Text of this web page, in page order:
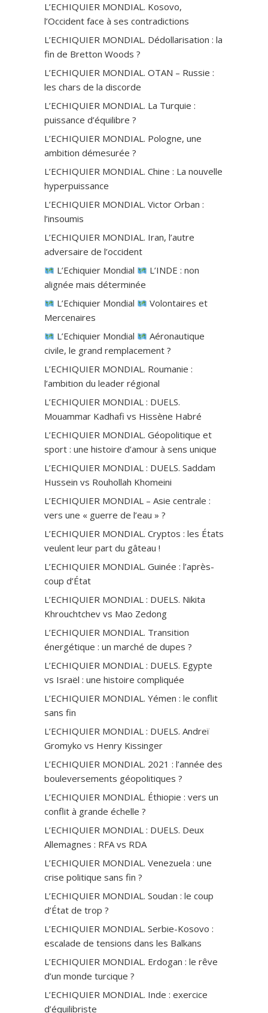
L’ECHIQUIER MONDIAL. Kosovo,
l’Occident face à ses contradictions
L’ECHIQUIER MONDIAL. Dédollarisation : la
fin de Bretton Woods ?
L’ECHIQUIER MONDIAL. OTAN – Russie :
les chars de la discorde
L’ECHIQUIER MONDIAL. La Turquie :
puissance d’équilibre ?
L’ECHIQUIER MONDIAL. Pologne, une
ambition démesurée ?
L’ECHIQUIER MONDIAL. Chine : La nouvelle
hyperpuissance
L’ECHIQUIER MONDIAL. Victor Orban :
l’insoumis
L’ECHIQUIER MONDIAL. Iran, l’autre
adversaire de l’occident
L’Echiquier Mondial
L’INDE : non
alignée mais déterminée
L’Echiquier Mondial
Volontaires et
Mercenaires
L’Echiquier Mondial
Aéronautique
civile, le grand remplacement ?
L’ECHIQUIER MONDIAL. Roumanie :
l’ambition du leader régional
L’ECHIQUIER MONDIAL : DUELS.
Mouammar Kadhafi vs Hissène Habré
L’ECHIQUIER MONDIAL. Géopolitique et
sport : une histoire d’amour à sens unique
L’ECHIQUIER MONDIAL : DUELS. Saddam
Hussein vs Rouhollah Khomeini
L’ECHIQUIER MONDIAL – Asie centrale :
vers une « guerre de l’eau » ?
L’ECHIQUIER MONDIAL. Cryptos : les États
veulent leur part du gâteau !
L’ECHIQUIER MONDIAL. Guinée : l’après-
coup d’État
L’ECHIQUIER MONDIAL : DUELS. Nikita
Khrouchtchev vs Mao Zedong
L’ECHIQUIER MONDIAL. Transition
énergétique : un marché de dupes ?
L’ECHIQUIER MONDIAL : DUELS. Egypte
vs Israël : une histoire compliquée
L’ECHIQUIER MONDIAL. Yémen : le conflit
sans fin
L’ECHIQUIER MONDIAL : DUELS. Andreï
Gromyko vs Henry Kissinger
L’ECHIQUIER MONDIAL. 2021 : l’année des
bouleversements géopolitiques ?
L’ECHIQUIER MONDIAL. Éthiopie : vers un
conflit à grande échelle ?
L’ECHIQUIER MONDIAL : DUELS. Deux
Allemagnes : RFA vs RDA
L’ECHIQUIER MONDIAL. Venezuela : une
crise politique sans fin ?
L’ECHIQUIER MONDIAL. Soudan : le coup
d’État de trop ?
L’ECHIQUIER MONDIAL. Serbie-Kosovo :
escalade de tensions dans les Balkans
L’ECHIQUIER MONDIAL. Erdogan : le rêve
d’un monde turcique ?
L’ECHIQUIER MONDIAL. Inde : exercice
d’équilibriste